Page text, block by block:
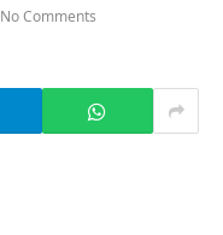
No Comments